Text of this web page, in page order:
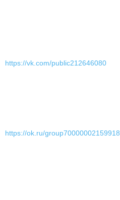
https://vk.com/public212646080
https://ok.ru/group70000002159918